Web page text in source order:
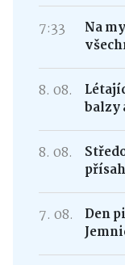
7:33
Na
8. 08.
balzy
8. 08.
7. 08.
Den